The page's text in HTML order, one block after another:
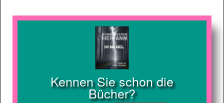
Kennen Sie schon die
Bücher?